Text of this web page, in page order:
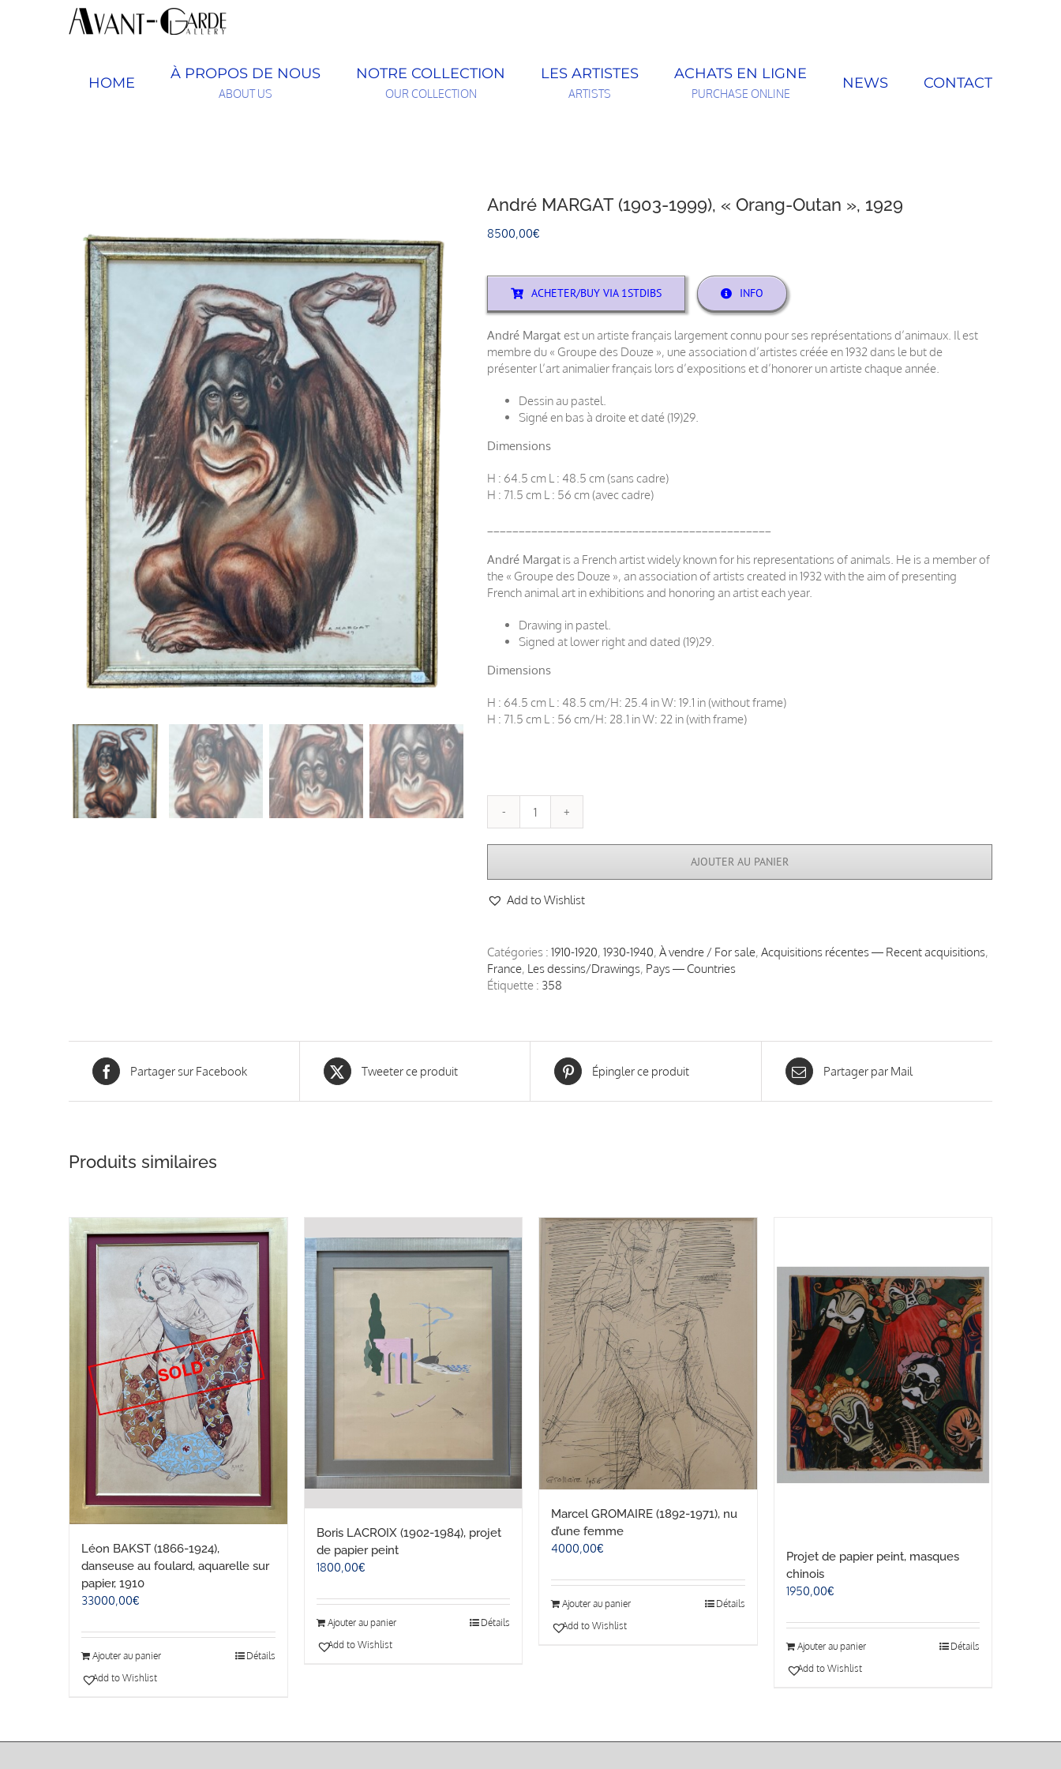
HOME
À PROPOS DE NOUS
ABOUT US
NOTRE COLLECTION
OUR COLLECTION
LES ARTISTES
ARTISTS
ACHATS EN LIGNE
PURCHASE ONLINE
NEWS CONTACT
André MARGAT (1903-1999), « Orang-Outan », 1929
8500,00€
ACHETER/BUY VIA 1STDIBS INFO
André Margat est un artiste français largement connu pour ses représentations d’animaux. Il est
membre du « Groupe des Douze », une association d’artistes créée en 1932 dans le but de
présenter l’art animalier français lors d’expositions et d’honorer un artiste chaque année.
Dessin au pastel.
Signé en bas à droite et daté (19)29.
Dimensions
H : 64.5 cm L : 48.5 cm (sans cadre)
H : 71.5 cm L : 56 cm (avec cadre)
André Margat is a French artist widely known for his representations of animals. He is a member of
the « Groupe des Douze », an association of artists created in 1932 with the aim of presenting
French animal art in exhibitions and honoring an artist each year.
Drawing in pastel.
Signed at lower right and dated (19)29.
Dimensions
H : 64.5 cm L : 48.5 cm/H: 25.4 in W: 19.1 in (without frame)
H : 71.5 cm L : 56 cm/H: 28.1 in W: 22 in (with frame)
quantité
1999),
1929
AJOUTER AU PANIER
Add to Wishlist
Catégories : 1910-1920, 1930-1940, À vendre / For sale, Acquisitions récentes — Recent acquisitions,
France, Les dessins/Drawings, Pays — Countries
Étiquette : 358
Partager sur Facebook Tweeter ce produit Épingler ce produit Partager par Mail
Produits similaires
Léon BAKST (1866-1924),
danseuse au foulard, aquarelle sur
papier, 1910
33000,00€
Ajouter au panier
Détails
Add to Wishlist
Boris LACROIX (1902-1984), projet
de papier peint
1800,00€
Ajouter au panier
Détails
Add to Wishlist
Marcel GROMAIRE (1892-1971), nu
d’une femme
4000,00€
Ajouter au panier
Détails
Add to Wishlist
Projet de papier peint, masques
chinois
1950,00€
Ajouter au panier
Détails
Add to Wishlist